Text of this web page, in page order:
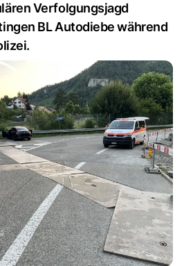
Verfolgungsjagd
BL Autodiebe während